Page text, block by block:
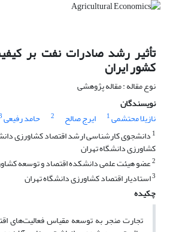
تأثیر رشد صادرات نفت بر
کشور ایران
نوع مقاله : مقاله پژوهشی
نویسندگان
نازیلا محتشمی1 ایرج صالح 2 حامد رفیعی
1 دانشجوی کارشناسی ارشد اقتصاد کشاورزی
کشاورزی دانشگاه تهران
2عضو هیئت علمی دانشکده اقتصاد و توسعه
3استادیار اقتصاد کشاورزی دانشگاه تهران
چکیده
تجارت منجر به توسعه مقیاس فعالیت‌های